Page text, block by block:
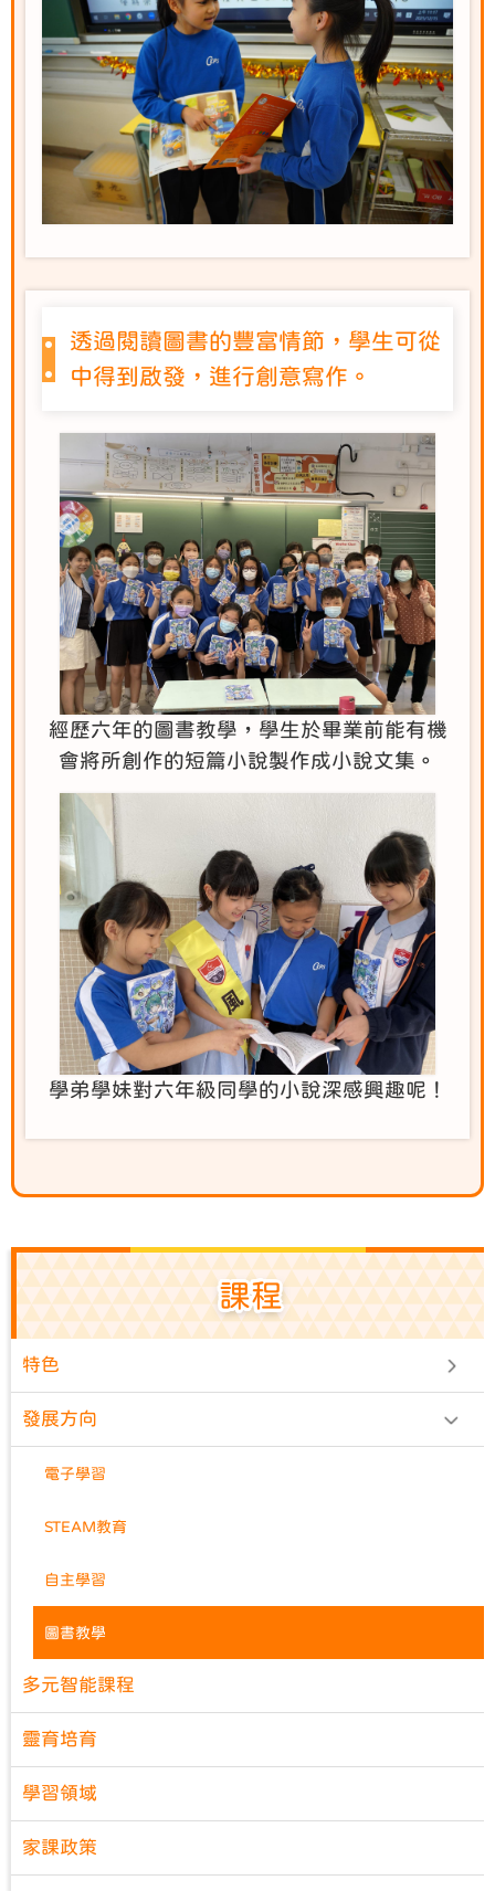
透過閱讀圖書的豐富情節，學生可從
中得到啟發，進行創意寫作。
經歷六年的圖書教學，學生於畢業前能有機
會將所創作的短篇小說製作成小說文集。
學弟學妹對六年級同學的小說深感興趣呢！
課程
特色
發展方向
電子學習
STEAM教育
自主學習
圖書教學
多元智能課程
靈育培育
學習領域
家課政策